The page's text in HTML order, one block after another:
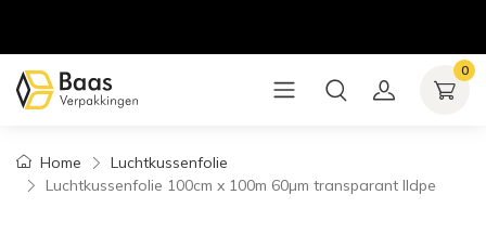
0
Home
Luchtkussenfolie
Luchtkussenfolie 100cm x 100m 60µm transparant lldpe